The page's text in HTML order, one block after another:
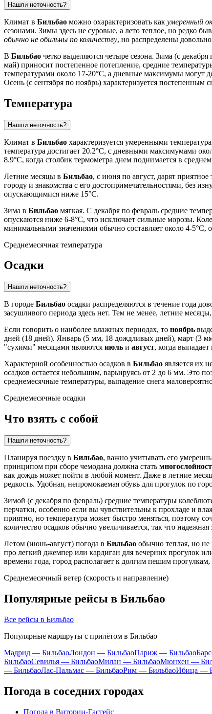
Нашли неточность?
Климат в Бильбао можно охарактеризовать как умеренный
сезонами. Зимы здесь не суровые, а лето теплое, но редко
обычно не обильны по количеству, но распределены
В Бильбао четко выделяются четыре сезона. Зима (с
май) приносит постепенное потепление, средние
температурами около 17-20°C, а дневные максимумы могут
Осень (с сентября по ноябрь) характеризуется
Температура
Нашли неточность?
Климат в Бильбао характеризуется умеренными
температура достигает 20.2°C, с дневными максимумами
8.9°C, когда столбик термометра днем поднимается в
Летние месяцы в Бильбао, с июня по август, дарят
городу и знакомства с его достопримечательностями, без
опускающимися ниже 15°C.
Зима в Бильбао мягкая. С декабря по февраль средние
опускаются ниже 6-8°C, что исключает сильные морозы.
минимальными значениями обычно составляет около 4-5°C,
Среднемесячная температура
Осадки
Нашли неточность?
В городе Бильбао осадки распределяются в течение года
засушливого периода здесь нет. Тем не менее, летние
Если говорить о наиболее влажных периодах, то ноябрь
дней (18 дней). Январь (5 мм, 18 дождливых дней), март (3
"сухими" месяцами являются июль и август, когда
Характерной особенностью осадков в Бильбао является их
осадков остается небольшим, варьируясь от 2 до 6 мм. Это
среднемесячные температуры, выпадение снега
Среднемесячные осадки
Что взять с собой
Нашли неточность?
Планируя поездку в Бильбао, важно учитывать его
принципом при сборе чемодана должна стать
как дождь может пойти в любой момент. Даже в летние
редкость. Удобная, непромокаемая обувь для прогулок по
Зимой (с декабря по февраль) средние температуры
перчатки, особенно если вы чувствительны к прохладе и
приятно, но температура может быстро меняться, поэтому
количество осадков обычно увеличивается, так что
Летом (июнь-август) погода в Бильбао обычно теплая, но
про легкий джемпер или кардиган для вечерних прогулок
времени года, город располагает к долгим пешим
Среднемесячный ветер (скорость и направление)
Популярные рейсы в Бильбао
Все рейсы в Бильбао
Популярные маршруты с прилётом в Бильбао
Мадрид — БильбаоЛондон — БильбаоПариж — Бильбао
БильбаоСевилья — БильбаоМилан — БильбаоМюнхен —
— БильбаоЛас-Пальмас — БильбаоРим — БильбаоИбица —
Погода в соседних городах
Погода в Витории-Гастейс